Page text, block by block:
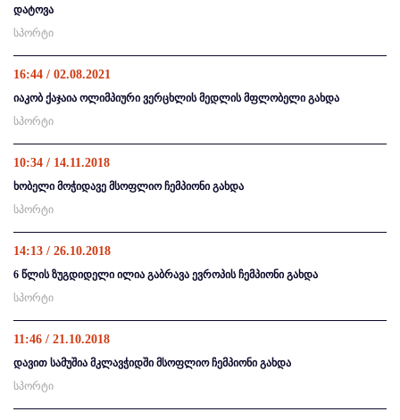
დატოვა
სპორტი
16:44 / 02.08.2021
იაკობ ქაჯაია ოლიმპიური ვერცხლის მედლის მფლობელი გახდა
სპორტი
10:34 / 14.11.2018
ხობელი მოჭიდავე მსოფლიო ჩემპიონი გახდა
სპორტი
14:13 / 26.10.2018
6 წლის ზუგდიდელი ილია გაბრავა ევროპის ჩემპიონი გახდა
სპორტი
11:46 / 21.10.2018
დავით სამუშია მკლავჭიდში მსოფლიო ჩემპიონი გახდა
სპორტი